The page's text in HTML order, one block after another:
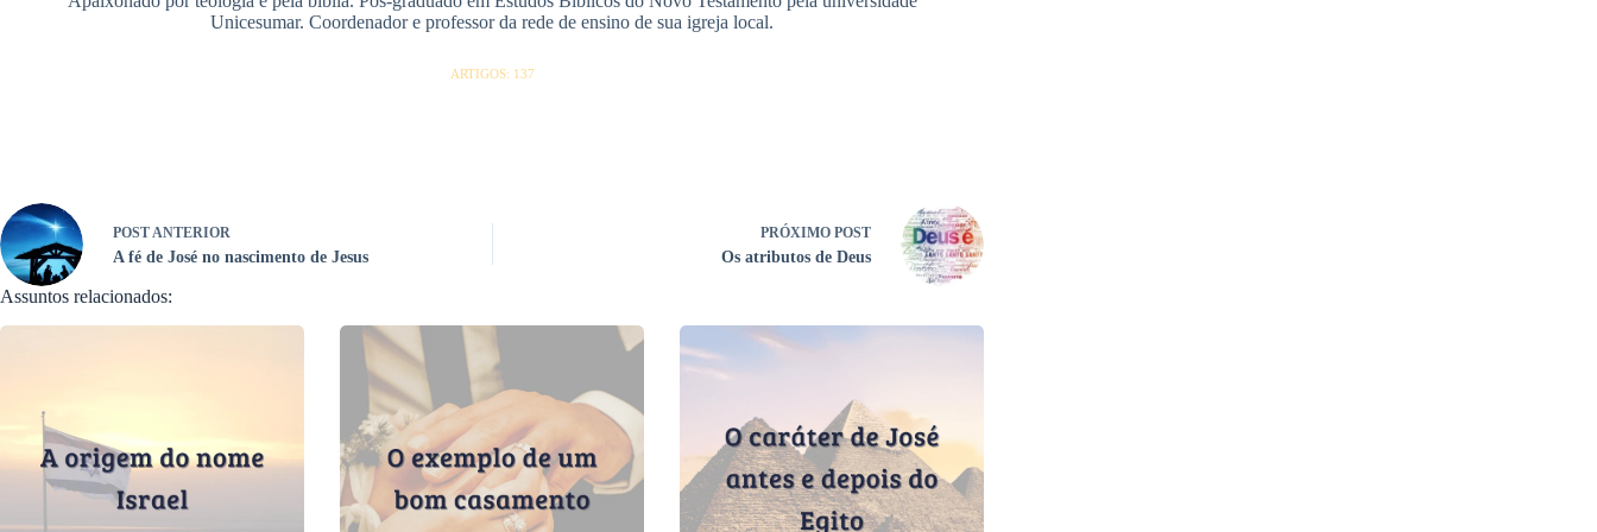
Unicesumar. Coordenador e professor da rede de ensino de sua igreja local.
ARTIGOS: 137
POSTANTERIOR
A fé de José no nascimento de Jesus
PRÓXIMO POST
Os atributos de Deus
Assuntos relacionados: